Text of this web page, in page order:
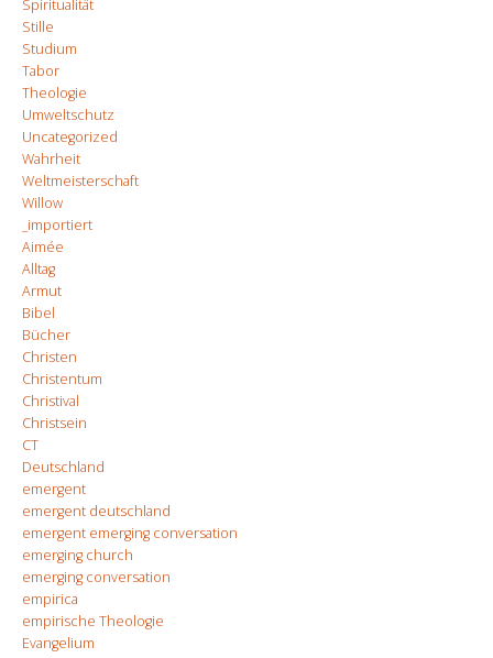
Spiritualität
Stille
Studium
Tabor
Theologie
Umweltschutz
Uncategorized
Wahrheit
Weltmeisterschaft
Willow
_importiert
Aimée
Alltag
Armut
Bibel
Bücher
Christen
Christentum
Christival
Christsein
CT
Deutschland
emergent
emergent deutschland
emergent emerging conversation
emerging church
emerging conversation
empirica
empirische Theologie
Evangelium